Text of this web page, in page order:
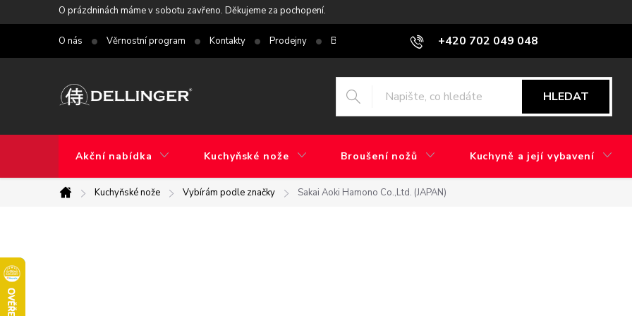
na
O prázdninách máme v sobotu zavřeno. Děkujeme za pochopení.
+420 702 049 048
O nás Věrnostní program Kontakty Prodejny Blog Jaký je rozdíl mezi továrním brusem a ručním broušením?
HLEDAT
Akční nabídka Kuchyňské nože Broušení nožů Kuchyně a její vybavení
Domů
Kuchyňské nože Vybírám podle značky Sakai Aoki Hamono Co.,Ltd. (JAPAN)